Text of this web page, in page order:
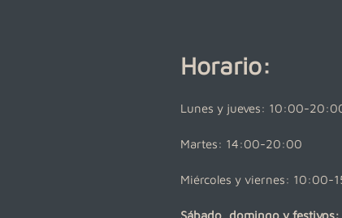
Horario:
Lunes y jueves: 10:00-
Martes: 14:00-20:00
Miércoles y viernes: 10:00-
Sábado, domingo y festivos: